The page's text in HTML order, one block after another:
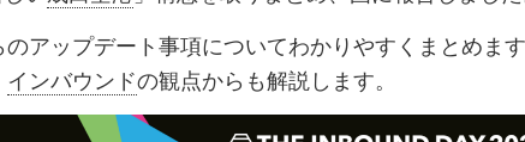
マ
ー
ク
に
読
す
る
す
る
アップデート事項についてわかりやすくまとめます
インバウンドの観点からも解説します。